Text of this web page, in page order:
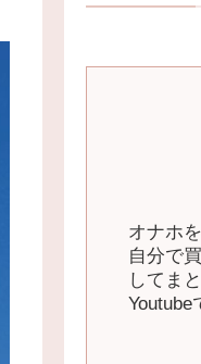
オナホ
自分で
してま
Youtube